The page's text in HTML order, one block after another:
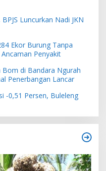
Luncurkan Nadi JKN
Ekor Burung Tanpa
Penyakit
di Bandara Ngurah
Penerbangan Lancar
-0,51 Persen, Buleleng